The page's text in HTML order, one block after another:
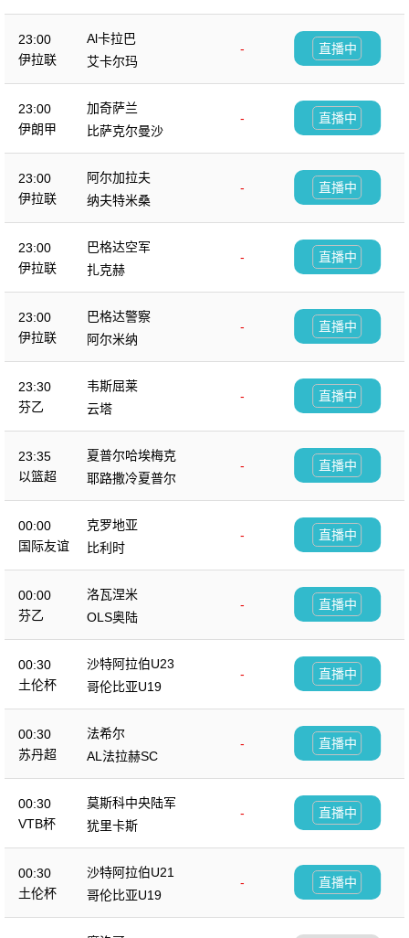
23:00
伊拉联
Al卡拉巴
-
艾卡尔玛
直播中
23:00
伊朗甲
加奇萨兰
-
比萨克尔曼沙
直播中
23:00
伊拉联
阿尔加拉夫
-
纳夫特米桑
直播中
23:00
伊拉联
巴格达空军
-
扎克赫
直播中
23:00
伊拉联
巴格达警察
-
阿尔米纳
直播中
23:30
芬乙
韦斯屈莱
-
云塔
直播中
23:35
以篮超
夏普尔哈埃梅克
-
耶路撒冷夏普尔
直播中
00:00
国际友谊
克罗地亚
-
比利时
直播中
00:00
芬乙
洛瓦涅米
-
OLS奥陆
直播中
00:30
土伦杯
沙特阿拉伯U23
-
哥伦比亚U19
直播中
00:30
苏丹超
法希尔
-
AL法拉赫SC
直播中
00:30
VTB杯
莫斯科中央陆军
-
犹里卡斯
直播中
00:30
土伦杯
沙特阿拉伯U21
-
哥伦比亚U19
直播中